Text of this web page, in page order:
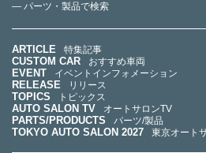
— パーツ・製品で検索
ARTICLE 特集記事
CUSTOM CAR おすすめ車両
EVENT イベントインフォメーション
RELEASE リリース
TOPICS トピックス
AUTO SALON TV オートサロンTV
PARTS/PRODUCTS パーツ/製品
TOKYO AUTO SALON 2027 東京オート